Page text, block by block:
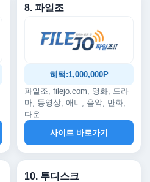
8. 파일조
혜택:1,000,000P
파일조, filejo.com, 영화, 드라
마, 동영상, 애니, 음악, 만화,
다운
사이트 바로가기
10. 투디스크